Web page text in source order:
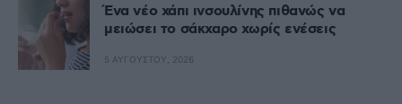
Ένα νέο χάπι ινσουλίνης πιθανώς να
μειώσει το σάκχαρο χωρίς ενέσεις
5 ΑΥΓΟΎΣΤΟΥ, 2026